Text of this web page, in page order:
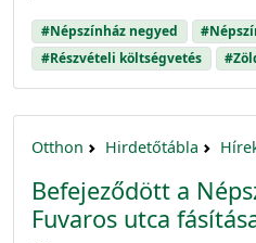
#Népszínház negyed
#Részvételi költségvetés
Otthon Hirdetőtábla
Befejeződött a
Fuvaros utca